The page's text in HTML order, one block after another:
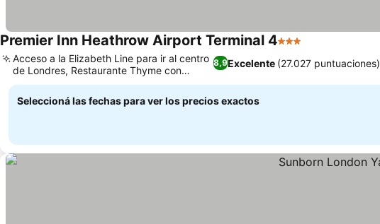
Premier Inn Heathrow Airport Terminal 43 Estrellas
8,9Excelente (27.027 puntuaciones)
Acceso a la Elizabeth Line para ir al centro
de Londres, Restaurante Thyme con
desayuno ilimitado
Seleccioná las fechas para ver los precios exactos